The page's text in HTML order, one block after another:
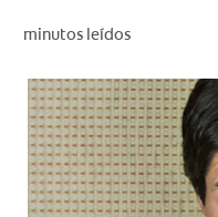
minutos leídos